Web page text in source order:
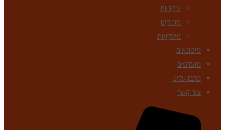
עיקריות
מתוקים
משקאות
סיטונאים
מועדפים
כתבו עלינו
צור קשר